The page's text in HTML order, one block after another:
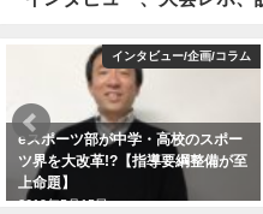
インタビュー/企画/コラム
eスポーツ部が中学・高校のスポー
ツ界を大改革!?【指導要綱整備が至
上命題】
2019年5月15日